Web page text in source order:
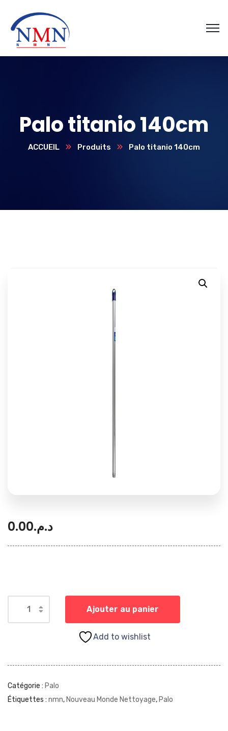
Palo titanio 140cm
ACCUEIL Produits Palo titanio 140cm
د.م.0.00
Ajouter au panier
Add to wishlist
Catégorie : Palo
Étiquettes : nmn, Nouveau Monde Nettoyage, Palo